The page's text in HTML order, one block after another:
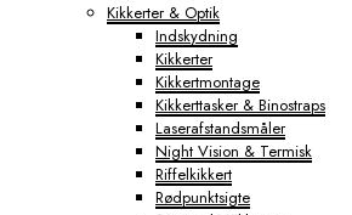
Kikkerter & Optik
Indskydning
Kikkerter
Kikkertmontage
Kikkerttasker & Binostraps
Laserafstandsmåler
Night Vision & Termisk
Riffelkikkert
Rødpunktsigte